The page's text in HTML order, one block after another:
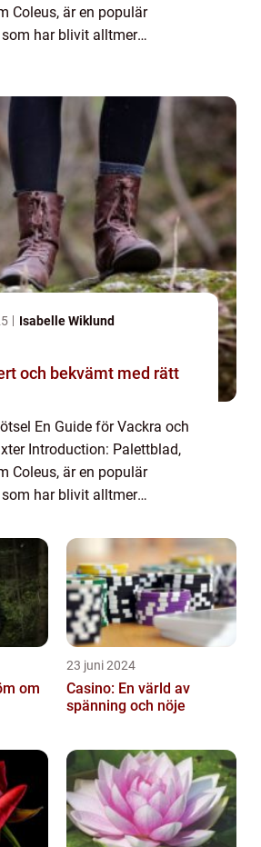
Coleus, är en populär
har blivit alltmer
Isabelle Wiklund
och bekvämt med rätt
En Guide för Vackra och
Introduction: Palettblad,
Coleus, är en populär
har blivit alltmer
I denna artikel kommer vi
om
23 juni 2024
Casino: En värld av
spänning och nöje